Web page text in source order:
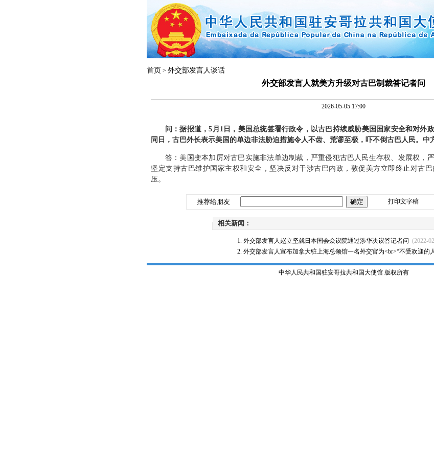
首页 > 外交部发言人谈话
外交部发言人就美方升级对古巴制裁答记者问
2026-05-05 17:00
问：据报道，5月1日，美国总统签署行政令，以古巴持续威胁美国国家安全和对外
同日，古巴外长表示美国的单边非法胁迫措施令人不齿、荒谬至极，吓不倒古巴人民。中
答：美国变本加厉对古巴实施非法单边制裁，严重侵犯古巴人民生存权、发展权，
坚定支持古巴维护国家主权和安全，坚决反对干涉古巴内政，敦促美方立即终止对古
压。
推荐给朋友 打印文字稿
相关新闻：
外交部发言人赵立坚就日本国会众议院通过涉华决议答记者问 (2022-
外交部发言人宣布加拿大驻上海总领馆一名外交官为<br>“不受欢迎的
中华人民共和国驻安哥拉共和国大使馆 版权所有